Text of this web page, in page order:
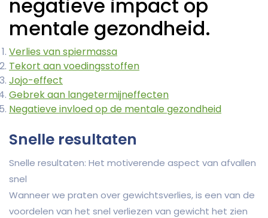
negatieve impact op
mentale gezondheid.
Verlies van spiermassa
Tekort aan voedingsstoffen
Jojo-effect
Gebrek aan langetermijneffecten
Negatieve invloed op de mentale gezondheid
Snelle resultaten
Snelle resultaten: Het motiverende aspect van afvallen
snel
Wanneer we praten over gewichtsverlies, is een van de
voordelen van het snel verliezen van gewicht het zien